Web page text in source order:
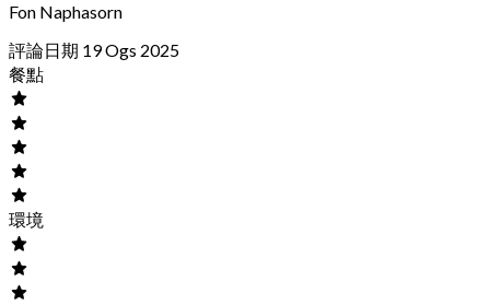
Fon Naphasorn
評論日期 19 Ogs 2025
餐點
環境